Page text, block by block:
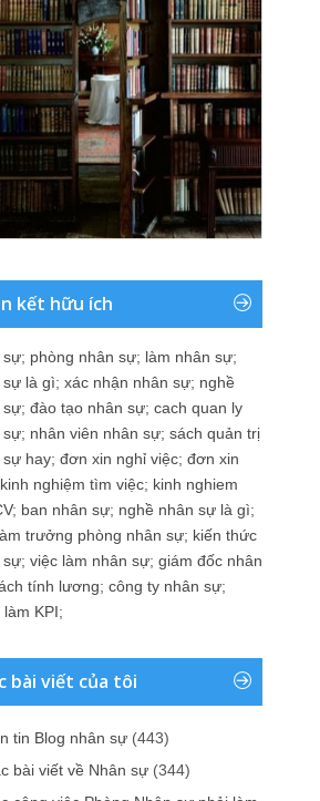
kết hữu ích
sự; phòng nhân sự; làm nhân sự;
sự là gì; xác nhận nhân sự; nghề
sự; đào tạo nhân sự; cach quan ly
sự; nhân viên nhân sự; sách quản trị
sự hay; đơn xin nghỉ việc; đơn xin
kinh nghiệm tìm việc; kinh nghiem
; ban nhân sự; nghề nhân sự là gì;
trưởng phòng nhân sự; kiến thức
sự; việc làm nhân sự; giám đốc nhân
tính lương; công ty nhân sự;
làm KPI;
bài viết của tôi
tin Blog nhân sự (443)
bài viết về Nhân sự (344)